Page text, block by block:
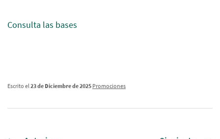
Consulta las bases
Escrito el 23 de Diciembre de 2025 Promociones